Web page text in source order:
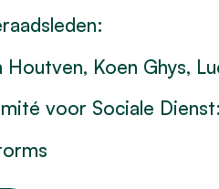
Houtven, Koen Ghys,
voor Sociale Dienst: